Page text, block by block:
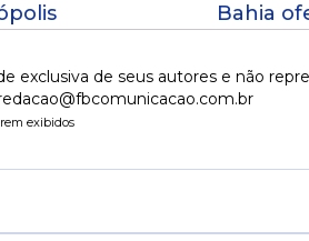
Bahia
exclusiva de seus autores e não
exibidos